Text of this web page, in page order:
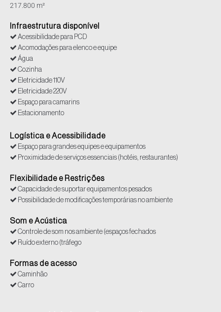
217.800 m²
Infraestrutura disponível
Acessibilidade para PCD
Acomodações para elenco e equipe
Água
Cozinha
Eletricidade 110V
Eletricidade 220V
Espaço para camarins
Estacionamento
Hospitais 24h (até 10km)
Iluminação Natural Favorável
Sanitários
Tomadas
Logística e Acessibilidade
Espaço para grandes equipes e equipamentos
Proximidade de serviços essenciais (hotéis, restaurantes)
Flexibilidade e Restrições
Capacidade de suportar equipamentos pesados
Possibilidade de modificações temporárias no ambiente
Som e Acústica
Controle de som nos ambiente (espaços fechados
Ruído externo (tráfego
Formas de acesso
Caminhão
Carro